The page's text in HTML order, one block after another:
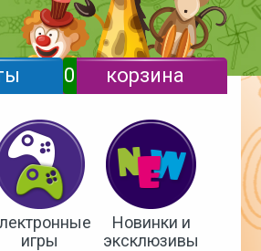
0 корзина
игры
Новинки и
эксклюзивы